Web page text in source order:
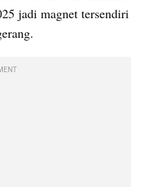
jadi magnet tersendiri